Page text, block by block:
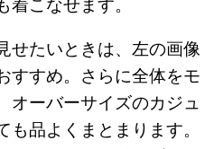
こなせます。
せたいときは、左の画像
すすめ。さらに全体をモ
オーバーサイズのカジュ
品よくまとまります。